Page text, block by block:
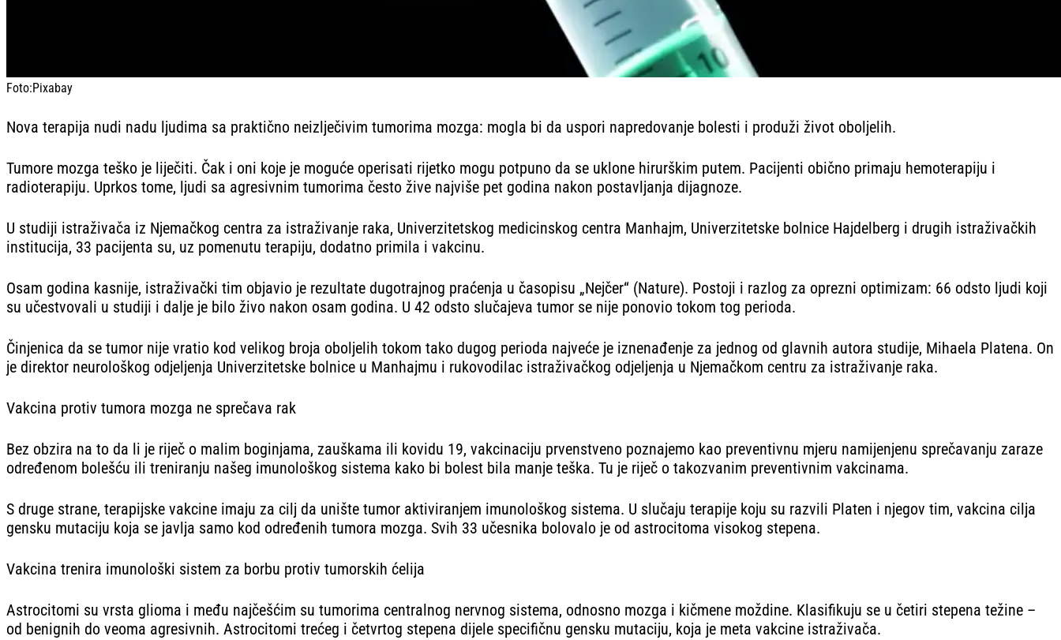
Foto:Pixabay
Nova terapija nudi nadu ljudima sa praktično neizlječivim tumorima mozga: mogla bi da uspori napredovanje bolesti i produži život oboljelih.
Tumore mozga teško je liječiti. Čak i oni koje je moguće operisati rijetko mogu potpuno da se uklone hirurškim putem. Pacijenti obično primaju hemoterapiju i
radioterapiju. Uprkos tome, ljudi sa agresivnim tumorima često žive najviše pet godina nakon postavljanja dijagnoze.
U studiji istraživača iz Njemačkog centra za istraživanje raka, Univerzitetskog medicinskog centra Manhajm, Univerzitetske bolnice Hajdelberg i drugih istraživačkih
institucija, 33 pacijenta su, uz pomenutu terapiju, dodatno primila i vakcinu.
Osam godina kasnije, istraživački tim objavio je rezultate dugotrajnog praćenja u časopisu „Nejčer“ (Nature). Postoji i razlog za oprezni optimizam: 66 odsto ljudi koji
su učestvovali u studiji i dalje je bilo živo nakon osam godina. U 42 odsto slučajeva tumor se nije ponovio tokom tog perioda.
Činjenica da se tumor nije vratio kod velikog broja oboljelih tokom tako dugog perioda najveće je iznenađenje za jednog od glavnih autora studije, Mihaela Platena. On
je direktor neurološkog odjeljenja Univerzitetske bolnice u Manhajmu i rukovodilac istraživačkog odjeljenja u Njemačkom centru za istraživanje raka.
Vakcina protiv tumora mozga ne sprečava rak
Bez obzira na to da li je riječ o malim boginjama, zauškama ili kovidu 19, vakcinaciju prvenstveno poznajemo kao preventivnu mjeru namijenjenu sprečavanju zaraze
određenom bolešću ili treniranju našeg imunološkog sistema kako bi bolest bila manje teška. Tu je riječ o takozvanim preventivnim vakcinama.
S druge strane, terapijske vakcine imaju za cilj da unište tumor aktiviranjem imunološkog sistema. U slučaju terapije koju su razvili Platen i njegov tim, vakcina cilja
gensku mutaciju koja se javlja samo kod određenih tumora mozga. Svih 33 učesnika bolovalo je od astrocitoma visokog stepena.
Vakcina trenira imunološki sistem za borbu protiv tumorskih ćelija
Astrocitomi su vrsta glioma i među najčešćim su tumorima centralnog nervnog sistema, odnosno mozga i kičmene moždine. Klasifikuju se u četiri stepena težine –
od benignih do veoma agresivnih. Astrocitomi trećeg i četvrtog stepena dijele specifičnu gensku mutaciju, koja je meta vakcine istraživača.